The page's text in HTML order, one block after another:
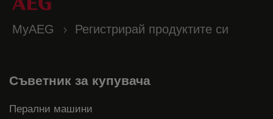
MyAEG Регистрирай продуктите си
Съветник за купувача
Перални машини